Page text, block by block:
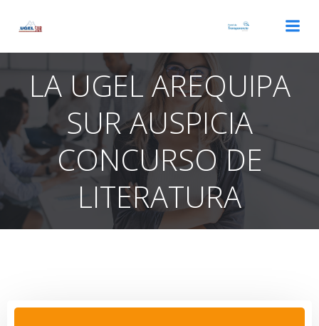
LA UGEL AREQUIPA
SUR AUSPICIA
CONCURSO DE
LITERATURA